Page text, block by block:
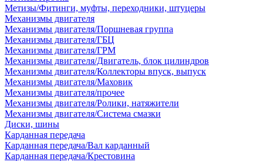
Метизы/Фитинги, муфты, переходники, штуцеры
Механизмы двигателя
Механизмы двигателя/Поршневая группа
Механизмы двигателя/ГБЦ
Механизмы двигателя/ГРМ
Механизмы двигателя/Двигатель, блок цилиндров
Механизмы двигателя/Коллекторы впуск, выпуск
Механизмы двигателя/Маховик
Механизмы двигателя/прочее
Механизмы двигателя/Ролики, натяжители
Механизмы двигателя/Система смазки
Диски, шины
Карданная передача
Карданная передача/Вал карданный
Карданная передача/Крестовина